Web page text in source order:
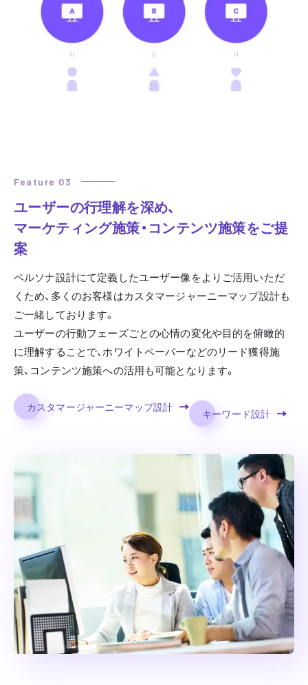
Feature 03
ユーザーの行理解を深め、
マーケティング施策・コンテンツ施策をご提
案
ペルソナ設計にて定義したユーザー像をよりご活用いただ
くため、多くのお客様はカスタマージャーニーマップ設計も
ご一緒しております。
ユーザーの行動フェーズごとの心情の変化や目的を俯瞰的
に理解することで、ホワイトペーパーなどのリード獲得施
策、コンテンツ施策への活用も可能となります。
カスタマージャーニーマップ設計 キーワード設計